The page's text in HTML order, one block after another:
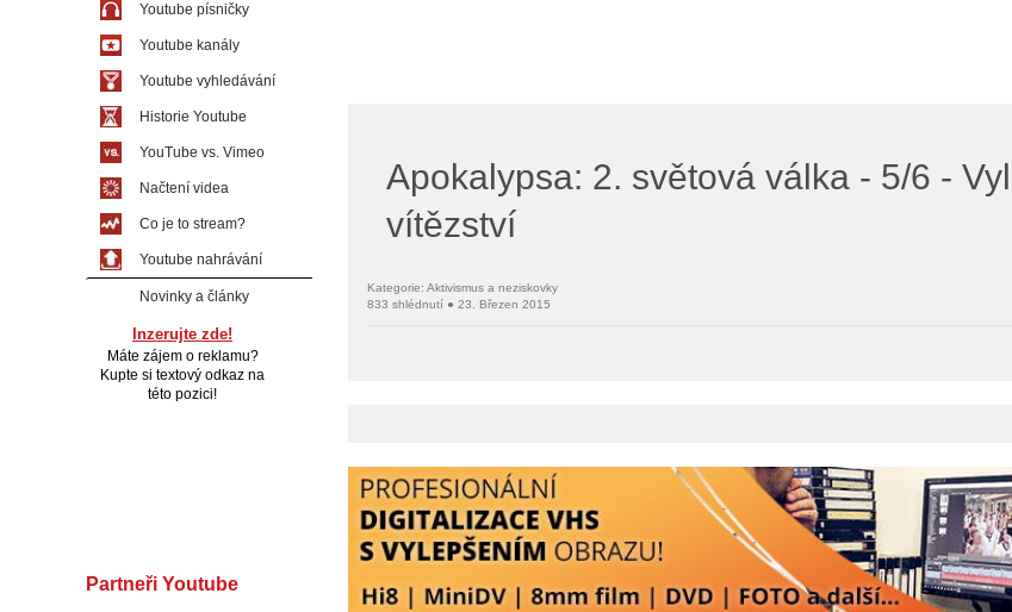
Apokalypsa: 2. světová válka - 5/6 -
vítězství
Kategorie: Aktivismus a neziskovky
833 shlédnutí ● 23. Březen 2015
Youtube písničky
Youtube kanály
Youtube vyhledávání
Historie Youtube
YouTube vs. Vimeo
Načtení videa
Co je to stream?
Youtube nahrávání
Novinky a články
Inzerujte zde!
Máte zájem o reklamu?
Kupte si textový odkaz na
této pozici!
Partneři Youtube